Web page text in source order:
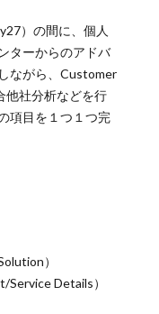
）の間に、個人
ターからのアドバ
ながら、Customer
他社分析などを行
項目を１つ１つ完
）
Details）